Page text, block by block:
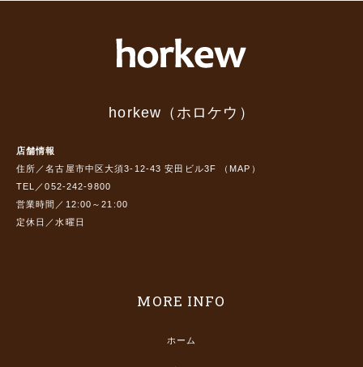
horkew（ホロケウ）
店舗情報
住所／名古屋市中区大須3-12-43 安田ビル3F （ MAP ）
TEL／052-242-9800
営業時間／12:00～21:00
定休日／水曜日
MORE INFO
ホーム